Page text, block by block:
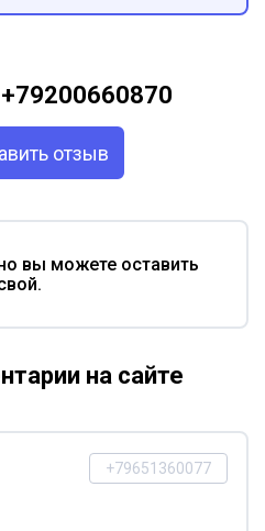
отзыв
вы можете оставить
на сайте
+79651360077